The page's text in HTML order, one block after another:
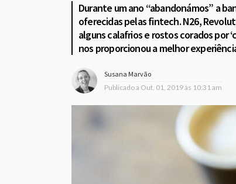
Durante um ano “abandonámos” a
oferecidas pelas fintech. N26,
alguns calafrios e rostos corados por
nos proporcionou a melhor
Susana Marvão
Publicado a Out. 01, 2019 às 10:31 am